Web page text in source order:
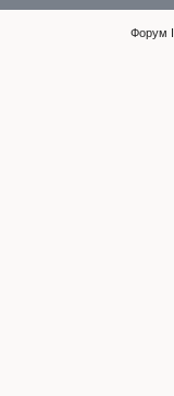
Форум